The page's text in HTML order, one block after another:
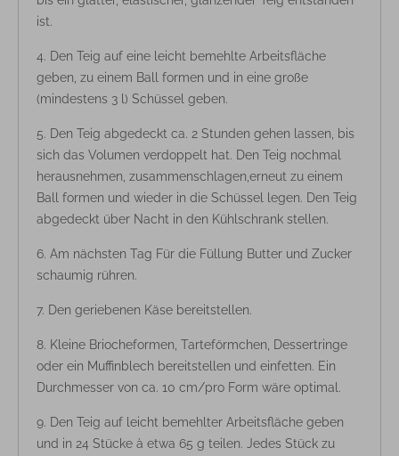
ist.
Den Teig auf eine leicht bemehlte Arbeitsfläche
geben, zu einem Ball formen und in eine große
(mindestens 3 l) Schüssel geben.
Den Teig abgedeckt ca. 2 Stunden gehen lassen, bis
sich das Volumen verdoppelt hat. Den Teig nochmal
herausnehmen, zusammenschlagen,erneut zu einem
Ball formen und wieder in die Schüssel legen. Den Teig
abgedeckt über Nacht in den Kühlschrank stellen.
Am nächsten Tag Für die Füllung Butter und Zucker
schaumig rühren.
Den geriebenen Käse bereitstellen.
Kleine Briocheformen, Tarteförmchen, Dessertringe
oder ein Muffinblech bereitstellen und einfetten. Ein
Durchmesser von ca. 10 cm/pro Form wäre optimal.
Den Teig auf leicht bemehlter Arbeitsfläche geben
und in 24 Stücke à etwa 65 g teilen. Jedes Stück zu